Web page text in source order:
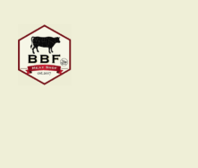
content